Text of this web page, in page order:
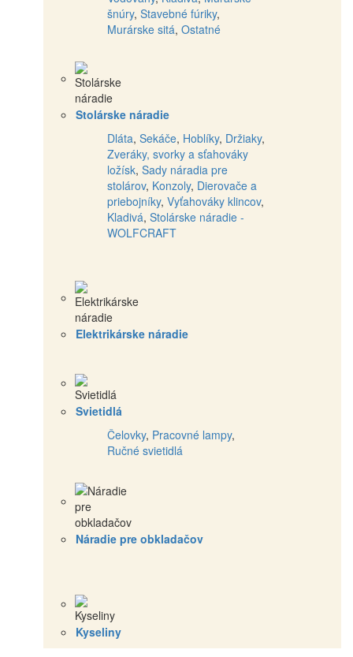
šnúry, Stavebné fúriky,
Murárske sitá, Ostatné
Stolárske náradie
Dláta, Sekáče, Hoblíky, Držiaky,
Zveráky, svorky a sťahováky
ložísk, Sady náradia pre
stolárov, Konzoly, Dierovače a
priebojníky, Vyťahováky klincov,
Kladivá, Stolárske náradie -
WOLFCRAFT
Elektrikárske náradie
Svietidlá
Čelovky, Pracovné lampy,
Ručné svietidlá
Náradie pre obkladačov
Kyseliny